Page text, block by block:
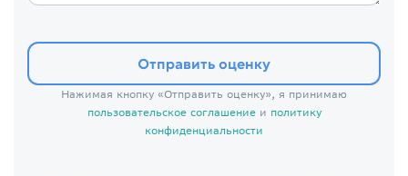
Отправить оценку
Нажимая кнопку «Отправить оценку», я принимаю
пользовательское соглашениеи политику
конфиденциальности